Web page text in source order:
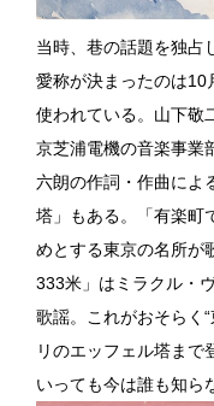
当時、巷の話題を独占
愛称が決まったのは10
使われている。山下敬
京芝浦電機の音楽事業
六朗の作詞・作曲によ
塔」もある。「有楽町
めとする東京の名所が
333米」はミラクル・
歌謡。これがおそらく
リのエッフェル塔まで
いっても今は誰も知ら